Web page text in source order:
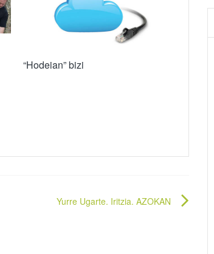
“Hodeian” bizi
Yurre Ugarte. Iritzia. AZOKAN